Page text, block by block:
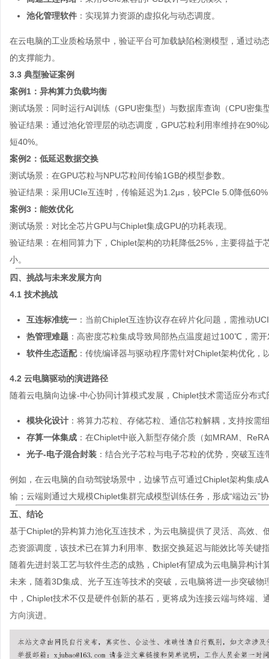
池化管理软件 ：实现算力资源的虚拟化与动态调度。
在云电脑的工业质检场景中，验证平台可加载缺陷检测模型，通过动
的支撑能力。
3.3 典型验证案例
案例1：异构算力负载均衡
测试场景：同时运行AI训练（GPU密集型）与数据库查询（CPU密集
验证结果：通过池化管理层的动态调度，GPU芯粒利用率维持在
短40%。
案例2：低延迟数据交换
测试场景：在GPU芯粒与NPU芯粒间传输1GB的模型参数。
验证结果：采用UCIe互连时，传输延迟为1.2μs，较PCIe 5.0降低
案例3：能效优化
测试场景：对比全芯片GPU与Chiplet集成GPU的功耗表现。
验证结果：在相同算力下，Chiplet架构的功耗降低25%，主要得益
小。
四、挑战与未来发展方向
4.1 技术挑战
互连标准统一 ：当前Chiplet互连协议存在碎片化问题，需推动
热管理难题 ：高密度芯粒集成导致局部热点温度超过100℃，需
软件生态适配：传统编译器与驱动程序需针对Chiplet架构优化，
4.2 云电脑驱动的演进路径
随着云电脑向边缘-中心协同计算模式发展，Chiplet技术需适应分布
模块化设计 ：将算力芯粒、存储芯粒、通信芯粒解耦，支持按需
存算一体集成 ：在Chiplet中嵌入新型存储介质（如MRAM、
光子-电子混合封装 ：结合光子芯粒与电子芯粒的优势，突破互连
例如，在云电脑的自动驾驶场景中，边缘节点可通过Chiplet架构集
输；云端则通过大规模Chiplet集群完成模型训练任务，形成“端边云”
五、结论
基于Chiplet的异构算力池化互连技术，为云电脑提供了灵活、高效
态资源调度，该技术已在算力利用率、数据交换延迟与能效比等关
随着先进封装工艺与软件生态的成熟，Chiplet有望成为云电脑异构计
未来，随着3D集成、光子互连等技术的突破， 云电脑将进一步突破物
中，Chiplet技术不仅是硬件创新的基石，更将成为连接云端与终端
方向演进。